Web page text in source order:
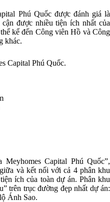
Phú Quốc được đánh giá là
được nhiều tiện ích nhất của
kể đến Công viên Hồ và Công
khác.
Capital Phú Quốc.
Capital Phú Quốc”,
và kết nối với cả 4 phân khu
ích của toàn dự án. Phân khu
trên trục đường đẹp nhất dự án:
Ánh Sao.